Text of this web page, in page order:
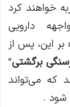
خواهند کرد
دارویی
بر این، پس از
برگشتی”
که می‌تواند
شود .